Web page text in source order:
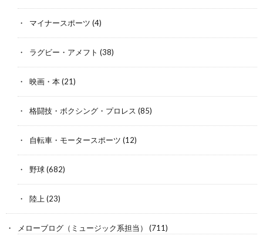
マイナースポーツ (4)
ラグビー・アメフト (38)
映画・本(21)
格闘技・ボクシング・プロレス (85)
自転車・モータースポーツ (12)
野球(682)
陸上 (23)
メローブログ（ミュージック系担当） (711)